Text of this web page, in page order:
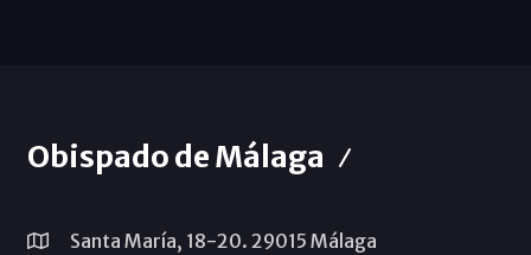
Obispado de Málaga
Santa María, 18-20. 29015 Málaga